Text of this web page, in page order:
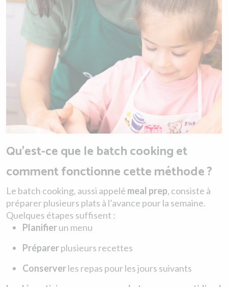
Qu'est-ce que le batch cooking et
comment fonctionne cette méthode ?
Le batch cooking, aussi appelé meal prep, consiste à
préparer plusieurs plats à l’avance pour la semaine.
Quelques étapes suffisent :
Planifierun menu
Préparerplusieurs recettes
Conserverles repas pour les jours suivants